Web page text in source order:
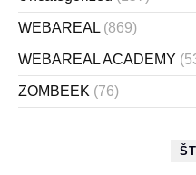
WEBAREAL (869)
WEBAREAL ACADEMY
ZOMBEEK (76)